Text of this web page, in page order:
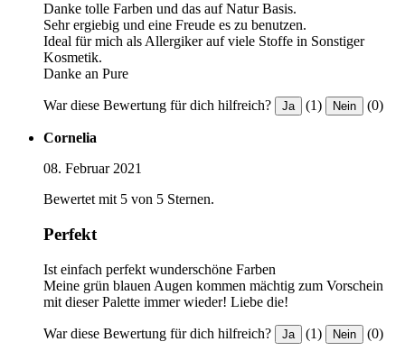
Danke tolle Farben und das auf Natur Basis.
Sehr ergiebig und eine Freude es zu benutzen.
Ideal für mich als Allergiker auf viele Stoffe in Sonstiger
Kosmetik.
Danke an Pure
War diese Bewertung für dich hilfreich? Ja (1) Nein (0)
Cornelia
08. Februar 2021
Bewertet mit 5 von 5 Sternen.
Perfekt
Ist einfach perfekt wunderschöne Farben
Meine grün blauen Augen kommen mächtig zum Vorschein
mit dieser Palette immer wieder! Liebe die!
War diese Bewertung für dich hilfreich? Ja (1) Nein (0)